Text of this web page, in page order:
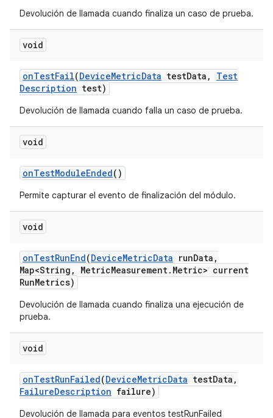
Devolución de llamada cuando finaliza un caso de prueba.
void
onTestFail(DeviceMetricData testData ,
Test
Description test)
Devolución de llamada cuando falla un caso de prueba.
void
onTestModuleEnded()
Permite capturar el evento de finalización del módulo.
void
onTestRunEnd(DeviceMetricData runData ,
Map<String , MetricMeasurement. Metric> current
RunMetrics)
Devolución de llamada cuando finaliza una ejecución de
prueba.
void
onTestRunFailed(DeviceMetricData testData ,
FailureDescription failure)
Devolución de llamada para eventos testRunFailed